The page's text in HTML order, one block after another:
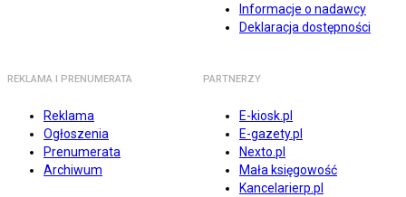
Informacje o nadawcy
Deklaracja dostępności
REKLAMA I PRENUMERATA
Reklama
Ogłoszenia
Prenumerata
Archiwum
PARTNERZY
E-kiosk.pl
E-gazety.pl
Nexto.pl
Mała księgowość
Kancelarierp.pl